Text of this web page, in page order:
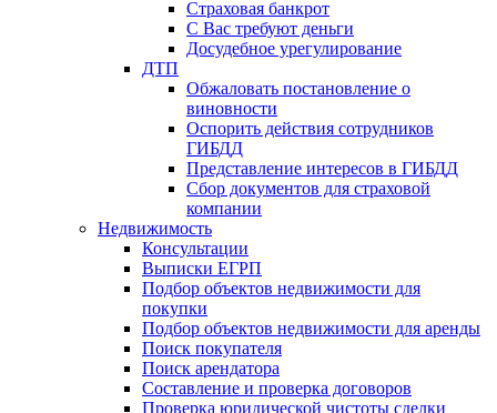
Страховая банкрот
С Вас требуют деньги
Досудебное урегулирование
ДТП
Обжаловать постановление о
виновности
Оспорить действия сотрудников
ГИБДД
Представление интересов в ГИБДД
Сбор документов для страховой
компании
Недвижимость
Консультации
Выписки ЕГРП
Подбор объектов недвижимости для
покупки
Подбор объектов недвижимости для аренды
Поиск покупателя
Поиск арендатора
Составление и проверка договоров
Проверка юридической чистоты сделки